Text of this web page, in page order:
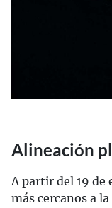
Alineación
A partir del 19 de
más cercanos a